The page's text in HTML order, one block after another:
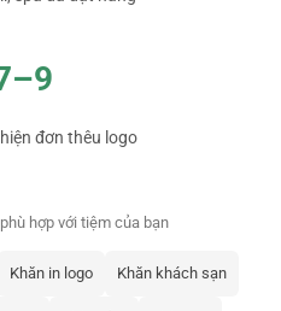
đơn thêu logo
hợp với tiệm của bạn
Khăn in logo Khăn khách sạn